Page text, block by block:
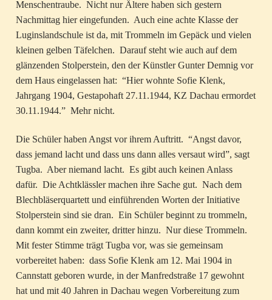
Menschentraube. Nicht nur Ältere haben sich gestern
Nachmittag hier eingefunden. Auch eine achte Klasse der
Luginslandschule ist da, mit Trommeln im Gepäck und vielen
kleinen gelben Täfelchen. Darauf steht wie auch auf dem
glänzenden Stolperstein, den der Künstler Gunter Demnig vor
dem Haus eingelassen hat: “Hier wohnte Sofie Klenk,
Jahrgang 1904, Gestapohaft 27.11.1944, KZ Dachau ermordet
30.11.1944.” Mehr nicht.
Die Schüler haben Angst vor ihrem Auftritt. “Angst davor,
dass jemand lacht und dass uns dann alles versaut wird”, sagt
Tugba. Aber niemand lacht. Es gibt auch keinen Anlass
dafür. Die Achtklässler machen ihre Sache gut. Nach dem
Blechbläserquartett und einführenden Worten der Initiative
Stolperstein sind sie dran. Ein Schüler beginnt zu trommeln,
dann kommt ein zweiter, dritter hinzu. Nur diese Trommeln.
Mit fester Stimme trägt Tugba vor, was sie gemeinsam
vorbereitet haben: dass Sofie Klenk am 12. Mai 1904 in
Cannstatt geboren wurde, in der Manfredstraße 17 gewohnt
hat und mit 40 Jahren in Dachau wegen Vorbereitung zum